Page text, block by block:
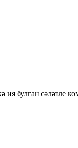
булган сәләтле